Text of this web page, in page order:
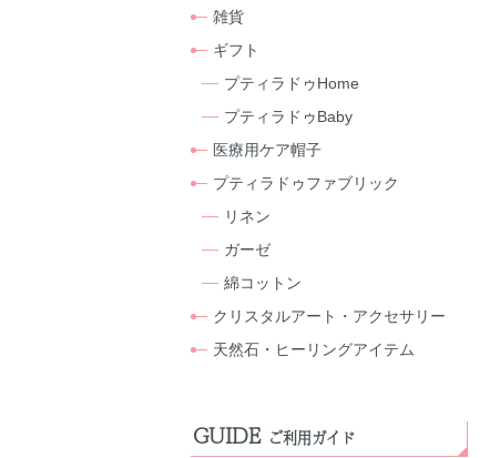
雑貨
ギフト
プティラドゥHome
プティラドゥBaby
医療用ケア帽子
プティラドゥファブリック
リネン
ガーゼ
綿コットン
クリスタルアート・アクセサリー
天然石・ヒーリングアイテム
GUIDE ご利用ガイド